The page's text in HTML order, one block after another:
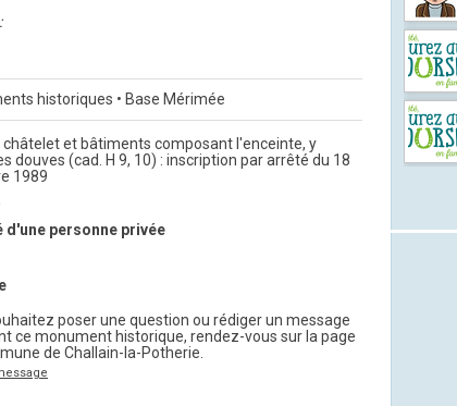
historiques • Base Mérimée
châtelet et bâtiments composant l'enceinte, y
douves (cad. H 9, 10) : inscription par arrêté du 18
1989
d'une personne privée
poser une question ou rédiger un message
ce monument historique, rendez-vous sur la page
de Challain-la-Potherie.